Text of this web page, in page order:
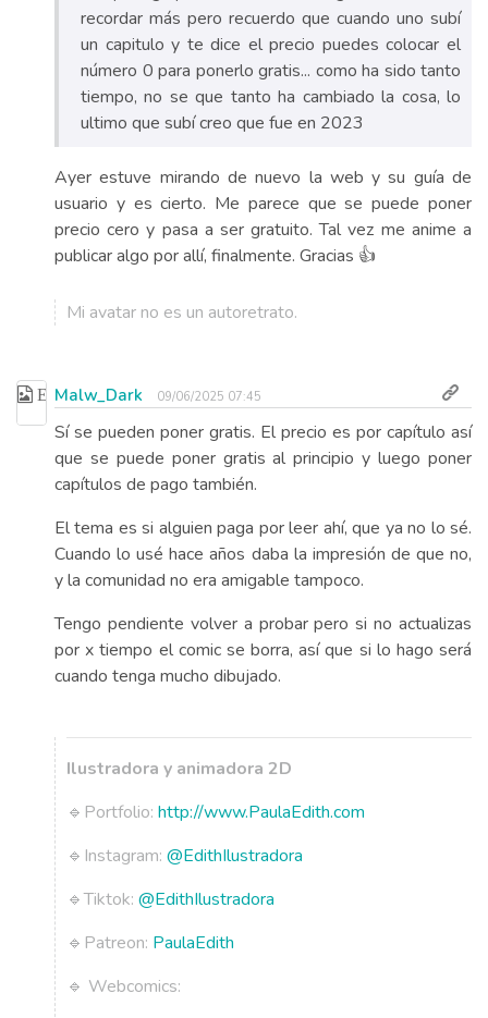
recordar más pero recuerdo que cuando uno subí
un capitulo y te dice el precio puedes colocar el
número 0 para ponerlo gratis... como ha sido tanto
tiempo, no se que tanto ha cambiado la cosa, lo
ultimo que subí creo que fue en 2023
Ayer estuve mirando de nuevo la web y su guía de
usuario y es cierto. Me parece que se puede poner
precio cero y pasa a ser gratuito. Tal vez me anime a
publicar algo por allí, finalmente. Gracias 👍
Mi avatar no es un autoretrato.
Malw_Dark 09/06/2025 07:45
Sí se pueden poner gratis. El precio es por capítulo así
que se puede poner gratis al principio y luego poner
capítulos de pago también.
El tema es si alguien paga por leer ahí, que ya no lo sé.
Cuando lo usé hace años daba la impresión de que no,
y la comunidad no era amigable tampoco.
Tengo pendiente volver a probar pero si no actualizas
por x tiempo el comic se borra, así que si lo hago será
cuando tenga mucho dibujado.
Ilustradora y animadora 2D
🔹Portfolio: http://www.PaulaEdith.com
🔹Instagram: @EdithIlustradora
🔹Tiktok: @EdithIlustradora
🔹Patreon: PaulaEdith
🔹 Webcomics: